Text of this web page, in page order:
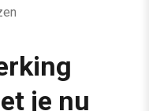
je nu